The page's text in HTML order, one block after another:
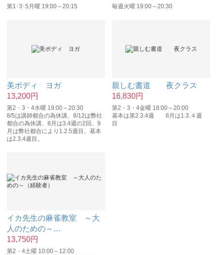
第1･3･5月曜 19:00～20:15 毎週火曜 19:00～20:30
美ボディ ヨガ
13,200円
第2・3・4水曜 19:00～20:30
8/5は講師都合の為休講、8/12は弊社
都合の為休講、8月は3.4週の2回。9
月は弊社都合により1.2.5週目。基本
は2.3.4週目。
親しむ書道 夜クラス
16,830円
第2・3・4金曜 18:00～20:00
基本は第2.3.4週 8月は1.3.４週
目
イカ先生の麻雀教室 ～大
人のための～ …
13,750円
第2・4土曜 10:00～12:00